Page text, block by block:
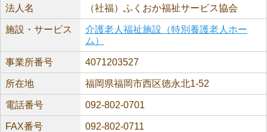
法人名 （社福）ふくおか福祉サービス協会
施設・サービス
介護老人福祉施設（特別養護老人ホー
ム）
事業所番号 4071203527
所在地 福岡県福岡市西区徳永北1-52
電話番号 092-802-0701
FAX番号 092-802-0711